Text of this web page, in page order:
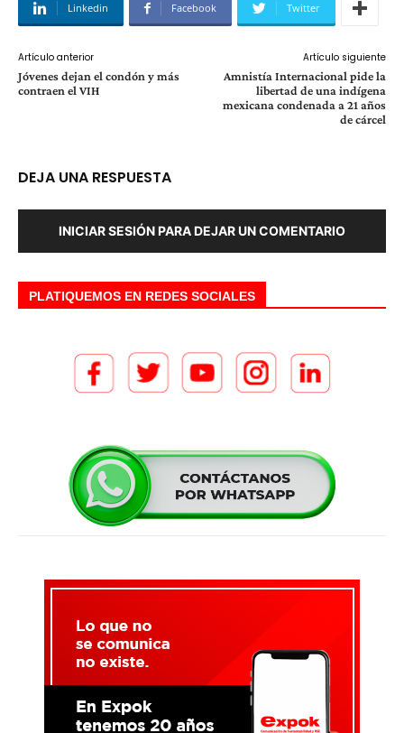
Linkedin Facebook Twitter
Artículo anterior
Jóvenes dejan el condón y más
contraen el VIH
Artículo siguiente
Amnistía Internacional pide la
libertad de una indígena
mexicana condenada a 21 años
de cárcel
DEJA UNA RESPUESTA
INICIAR SESIÓN PARA DEJAR UN COMENTARIO
PLATIQUEMOS EN REDES SOCIALES